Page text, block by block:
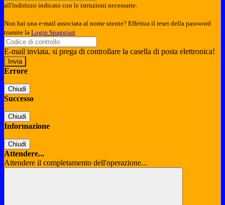
all'indirizzo indicato con le istruzioni necessarie.
Non hai una e-mail associata al nome utente? Effettua il reset della password
tramite la Login Spaggiari
E-mail inviata, si prega di controllare la casella di posta elettronica!
Errore
Chiudi
Successo
Chiudi
Informazione
Chiudi
Attendere...
Attendere il completamento dell'operazione...